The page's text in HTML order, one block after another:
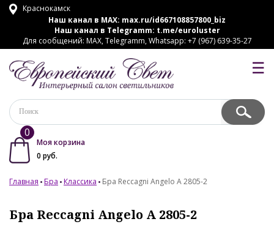
Краснокамск
Наш канал в MAX: max.ru/id667108857800_biz
Наш канал в Telegramm: t.me/euroluster
Для сообщений: MAX, Telegramm, Whatsapp: +7 (967) 639-35-27
☰
0
Моя корзина
0 руб.
Главная Бра Классика Бра Reccagni Angelo A 2805-2
Бра Reccagni Angelo A 2805-2